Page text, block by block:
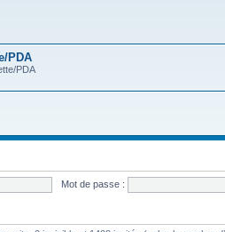
PDA
PDA
Mot de passe :